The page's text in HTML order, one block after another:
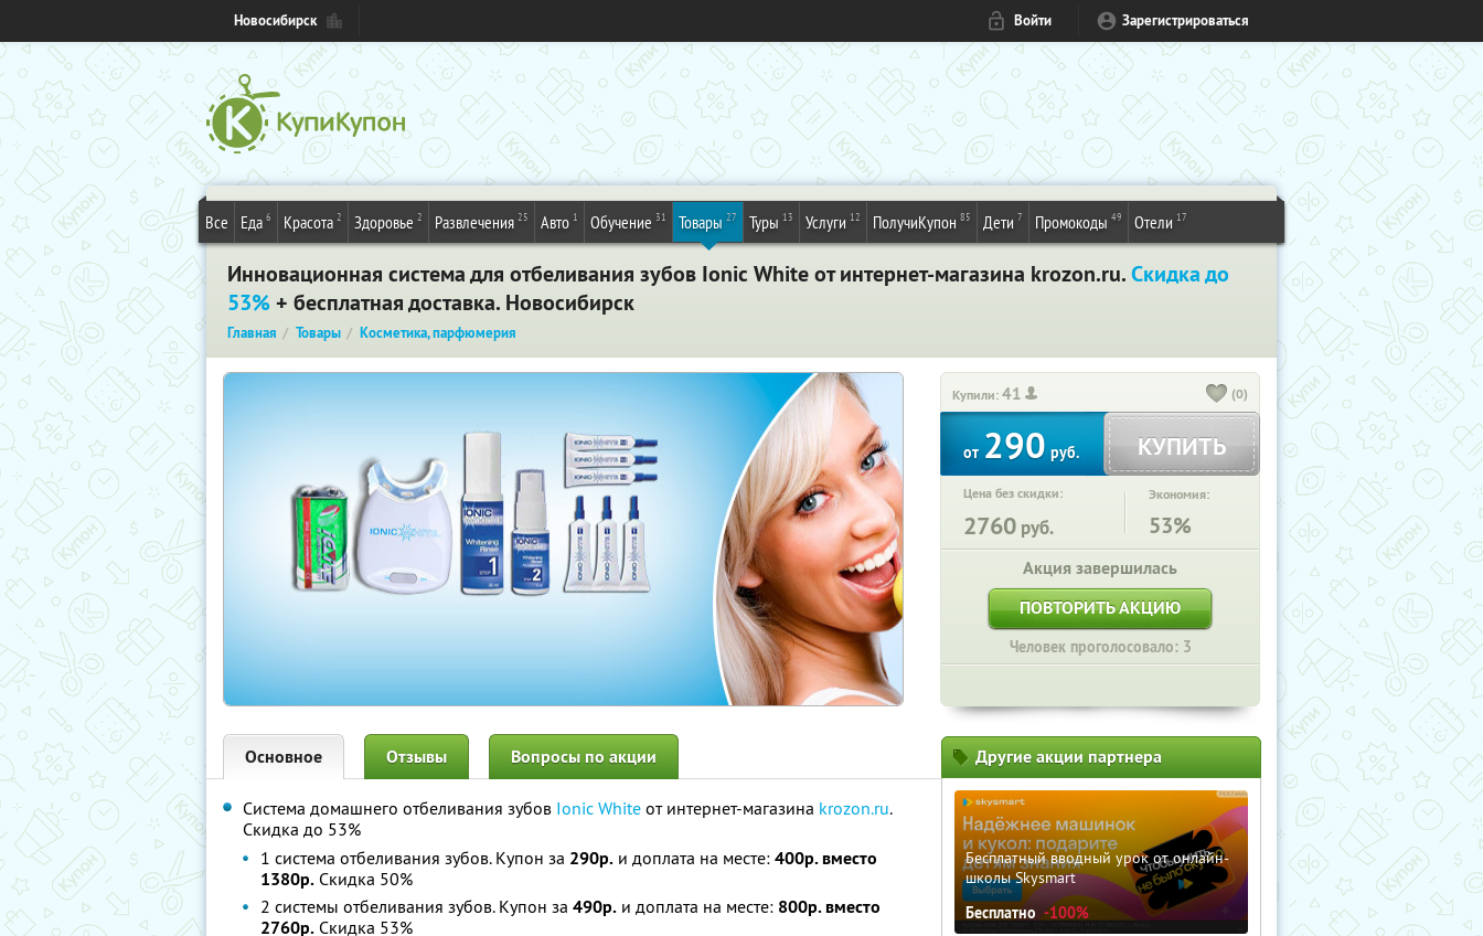
Новосибирск Войти Зарегистрироваться
Все Еда 6 Красота 2 Здоровье 2 Развлечения 25 Авто 1 Обучение 31 Товары 27 Туры 13 Услуги 12 ПолучиКупон 85 Дети 7 Промокоды 49 Отели 17
Инновационная система для отбеливания зубов Ionic White от интернет-магазина krozon.ru.Скидка до
53%+ бесплатная доставка. Новосибирск
Главная Товары Косметика, парфюмерия
Купили:41 (0)
от290руб. КУПИТЬ
Цена без скидки:
2760 руб.
Экономия:
53%
Акция завершилась
ПОВТОРИТЬ АКЦИЮ
Человек проголосовало: 3
Основное Отзывы Вопросы по акции
Система домашнего отбеливания зубов Ionic White от интернет-магазина krozon.ru.
Скидка до 53%
1 система отбеливания зубов. Купон за 290р. и доплата на месте: 400р. вместо
1380р. Скидка 50%
2 системы отбеливания зубов. Купон за 490р. и доплата на месте: 800р. вместо
2760р. Скидка 53%
Другие акции партнера
Бесплатный вводный урок от онлайн-
школы Skysmart
Бесплатно -100%